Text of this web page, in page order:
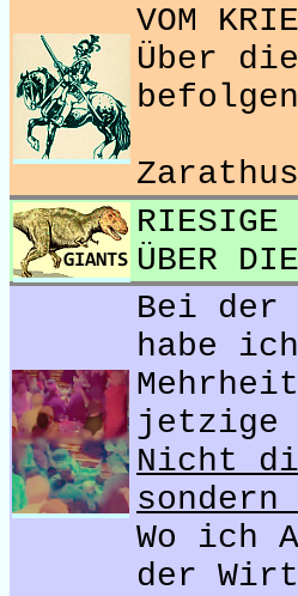
VOM
Über
RIESIGE
ÜBER
Bei der
habe
jetzige
Nicht
Wo ich
der